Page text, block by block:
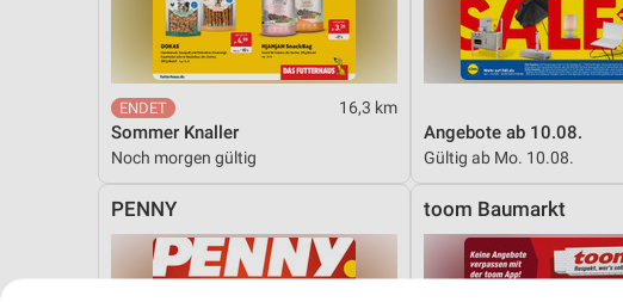
16,3 km
Sommer Knaller
Noch morgen gültig
Angebote ab 10.08.
Gültig ab Mo. 10.08.
PENNY toom Baumarkt